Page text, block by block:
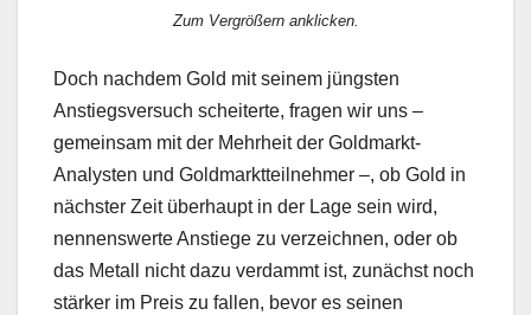
Zum Vergrößern anklicken.
Doch nachdem Gold mit seinem jüngsten
Anstiegsversuch scheiterte, fragen wir uns –
gemeinsam mit der Mehrheit der Goldmarkt-
Analysten und Goldmarktteilnehmer –, ob Gold in
nächster Zeit überhaupt in der Lage sein wird,
nennenswerte Anstiege zu verzeichnen, oder ob
das Metall nicht dazu verdammt ist, zunächst noch
stärker im Preis zu fallen, bevor es seinen